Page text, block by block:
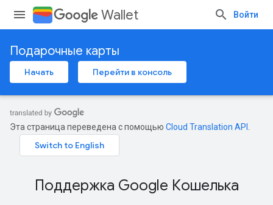
Wallet Войти
Подарочные карты
Начать Перейти в консоль
Эта страница переведена с помощью Cloud Translation API
Поддержка Google Кошелька